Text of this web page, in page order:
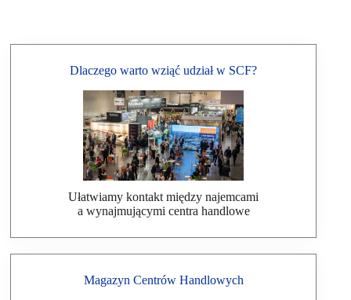
Dlaczego warto wziąć udział w SCF?
Ułatwiamy kontakt między najemcami
a wynajmującymi centra handlowe
Magazyn Centrów Handlowych